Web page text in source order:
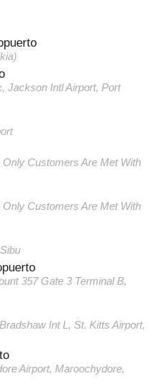
Jackson Intl Airport, Port
Customers Are Met With
Customers Are Met With
357 Gate 3 Terminal B,
Int L, St. Kitts Airport,
Airport, Maroochydore,